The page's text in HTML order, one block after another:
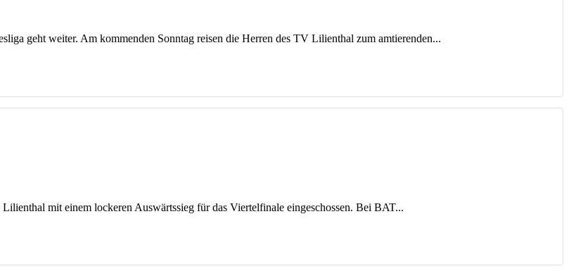
geht weiter. Am kommenden Sonntag reisen die Herren des TV Lilienthal zum amtierenden...
mit einem lockeren Auswärtssieg für das Viertelfinale eingeschossen. Bei BAT...